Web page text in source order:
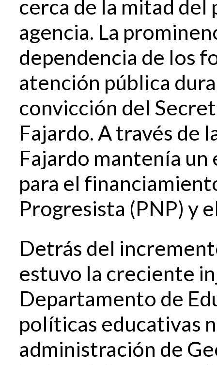
cerca de la mitad del
agencia. La
dependencia de los
atención pública
convicción del
Fajardo. A través de
Fajardo mantenía
para el
Progresista (PNP) y
Detrás del
estuvo la creciente
Departamento de
políticas educativas
administración de